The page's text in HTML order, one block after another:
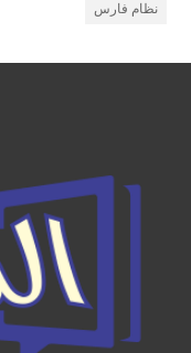
نظام فارس